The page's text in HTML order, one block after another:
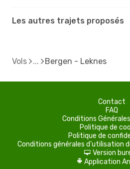
Les autres trajets proposés
Vols Bergen - Leknes
Contact
FAQ
Conditions
Politique de
Politique de
Conditions générales d'utilisation
d Version
A Application